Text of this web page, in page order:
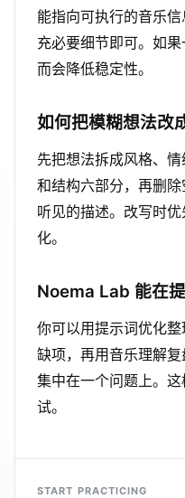
能指向可执行的音乐
充必要细节即可。如
而会降低稳定性。
如何把模糊想法改
先把想法拆成风格、
和结构六部分，再删
听见的描述。改写时
化。
Noema Lab 能在
你可以用提示词优化
缺项，再用音乐理解
集中在一个问题上。
试。
START PRACTICING